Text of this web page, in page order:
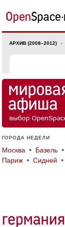
АРХИВ (2008–2012)
ГОРОДА НЕДЕЛИ
Москва Базель
Париж
Сидней